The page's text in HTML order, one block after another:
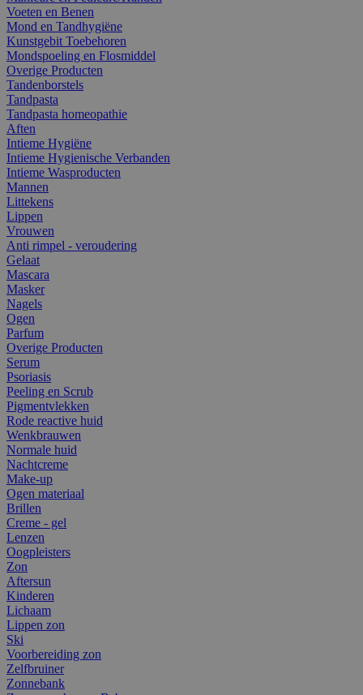
Voeten en Benen
Mond en Tandhygiëne
Kunstgebit Toebehoren
Mondspoeling en Flosmiddel
Overige Producten
Tandenborstels
Tandpasta
Tandpasta homeopathie
Aften
Intieme Hygiëne
Intieme Hygienische Verbanden
Intieme Wasproducten
Mannen
Littekens
Lippen
Vrouwen
Anti rimpel - veroudering
Gelaat
Mascara
Masker
Nagels
Ogen
Parfum
Overige Producten
Serum
Psoriasis
Peeling en Scrub
Pigmentvlekken
Rode reactive huid
Wenkbrauwen
Normale huid
Nachtcreme
Make-up
Ogen materiaal
Brillen
Creme - gel
Lenzen
Oogpleisters
Zon
Aftersun
Kinderen
Lichaam
Lippen zon
Ski
Voorbereiding zon
Zelfbruiner
Zonnebank